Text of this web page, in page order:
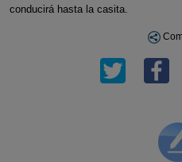
conducirá hasta la casita.